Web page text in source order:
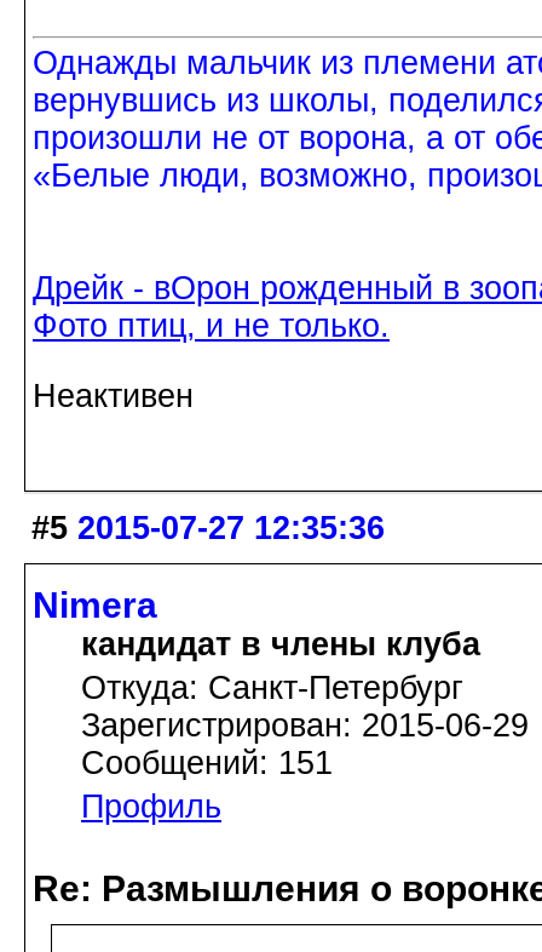
Однажды мальчик из племени
вернувшись из школы,
произошли не от ворона, а от
«Белые люди, возможно,
Дрейк - вОрон рожденный в
Фото птиц, и не только.
Неактивен
#5 2015-07-27 12:35:36
Nimera
кандидат в члены клуба
Откуда: Санкт-Петербург
Зарегистрирован: 2015-06-29
Сообщений: 151
Профиль
Re: Размышления о